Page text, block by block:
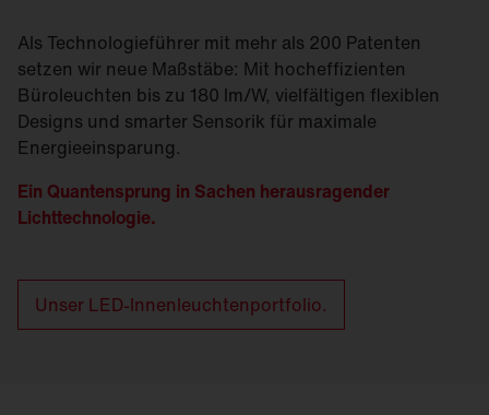
Als Technologieführer mit mehr als 200 Patenten
setzen wir neue Maßstäbe: Mit hocheffizienten
Büroleuchten bis zu 180 lm/W, vielfältigen flexiblen
Designs und smarter Sensorik für maximale
Energieeinsparung.
Ein Quantensprung in Sachen herausragender
Lichttechnologie.
Unser LED-Innenleuchtenportfolio.